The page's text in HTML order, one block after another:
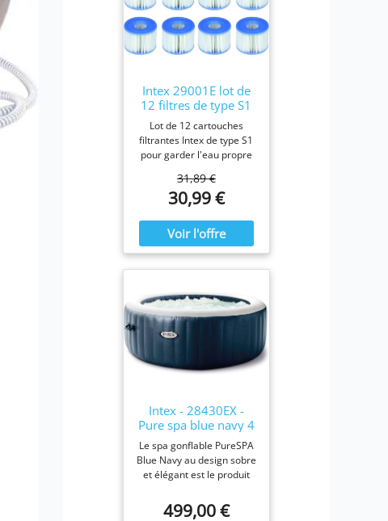
Intex 29001E lot de
12 filtres de type S1
Lot de 12 cartouches
filtrantes Intex de type S1
pour garder l'eau propre
efficacité maximale,
nettoyez les cartouches
remplacez-les une fois par
mois ou plus tôt Il est
fabriqué avec du papier
Dacron résistant facile à
filtration ultime.
Fonctionne avec tous les
modèles Intex PureSpa y
compris 28403E, 28407E,
28443E, 28453E, 28421E,
28423E, 28413E, et
31,89 €
30,99 €
Intex - 28430EX -
Pure spa blue navy 4
places
Le spa gonflable PureSPA
Blue Navy au design sobre
et élégant est le produit
tout au long de l'année.
Ressourcez-vous à la
499,00 €